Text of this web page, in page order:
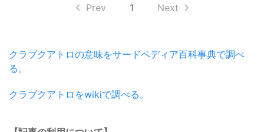
Prev 1 Next
クラブクアトロの意味をサードペディア百科事典で調べ
る。
クラブクアトロをwikiで調べる。